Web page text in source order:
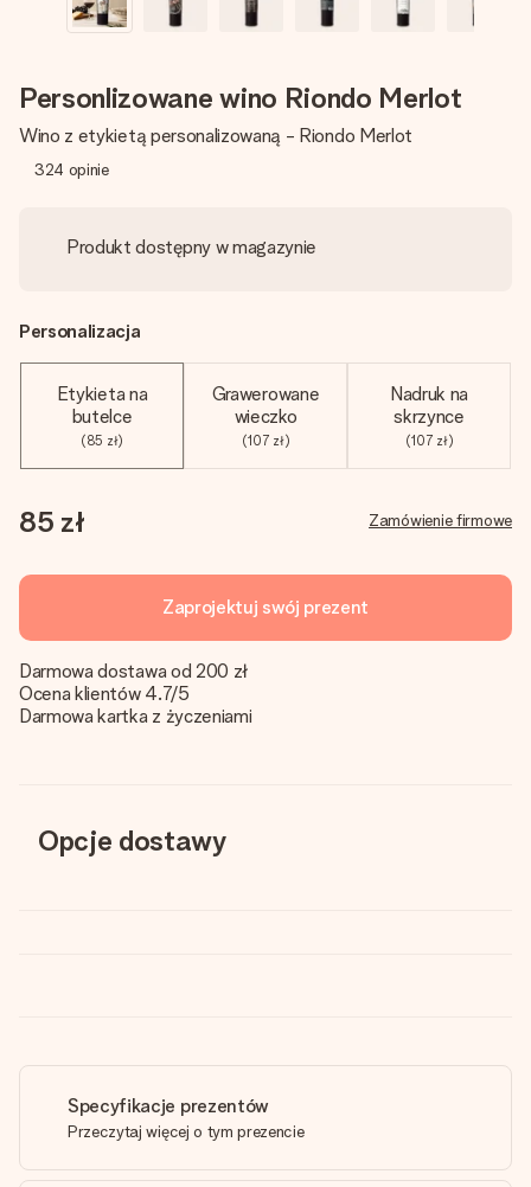
Personlizowane wino Riondo Merlot
Wino z etykietą personalizowaną - Riondo Merlot
324 opinie
Produkt dostępny w magazynie
Personalizacja
Etykieta na
butelce
(85 zł)
Grawerowane
wieczko
(107 zł)
Nadruk na
skrzynce
(107 zł)
85 zł Zamówienie firmowe
Zaprojektuj swój prezent
Darmowa dostawa od 200 zł
Ocena klientów 4.7/5
Darmowa kartka z życzeniami
Opcje dostawy
Specyfikacje prezentów
Przeczytaj więcej o tym prezencie